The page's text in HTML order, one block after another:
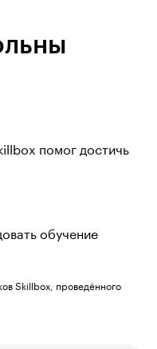
помог достичь
обучение
Skillbox, проведённого